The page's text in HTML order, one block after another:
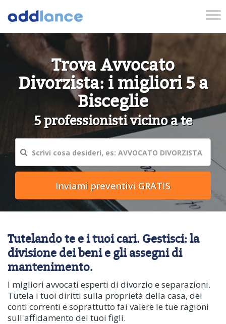
Trova Avvocato
Divorzista: i migliori 5 a
Bisceglie
5 professionisti vicino a te
Tutelando te e i tuoi cari. Gestisci: la
divisione dei beni e gli assegni di
mantenimento.
I migliori avvocati esperti di divorzio e separazioni.
Tutela i tuoi diritti sulla proprietà della casa, dei
conti correnti e soprattutto fai valere le tue ragioni
sull'affidamento dei tuoi figli.